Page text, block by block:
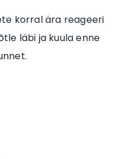
korral ära reageeri
läbi ja kuula enne